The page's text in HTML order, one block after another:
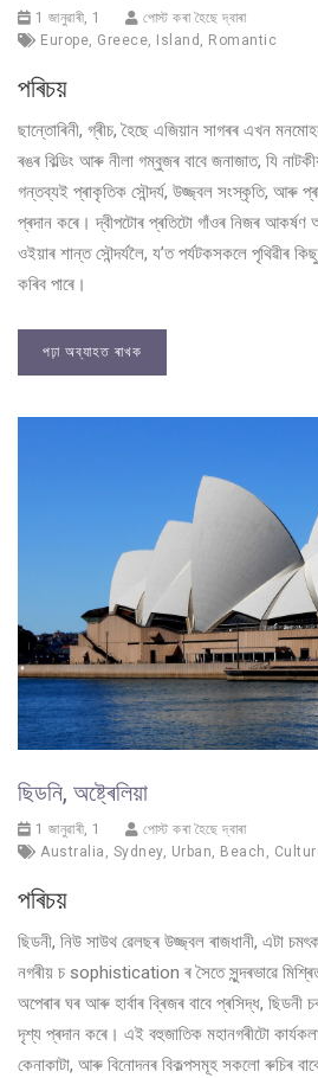
1 জানুৱাৰী, 1
পোস্ট কৰা হৈছে দ্বাৰা
Europe, Greece, Island , Romantic
পৰিচয়
ছান্তোৰিনী, গ্ৰীচ, হৈছে এজিয়ান সাগৰৰ এখন
ৰঙৰ বিল্ডিং আৰু নীলা গম্বুজৰ বাবে জনাজাত, যি
গন্তব্যই প্ৰাকৃতিক সৌন্দৰ্য, উজ্জ্বল সংস্কৃতি, আৰু
প্ৰদান কৰে। দ্বীপটোৰ প্ৰতিটো গাঁওৰ নিজৰ আকৰ্ষণ
ওইয়াৰ শান্ত সৌন্দৰ্যলৈ, য’ত পৰ্যটকসকলে পৃথিৱীৰ
কৰিব পাৰে।
পঢ়া অব্যাহত ৰাখক
ছিডনি, অষ্ট্ৰেলিয়া
1 জানুৱাৰী, 1
পোস্ট কৰা হৈছে দ্বাৰা
Australia , Sydney, Urban, Beach ,
পৰিচয়
ছিডনী, নিউ সাউথ ৱেলছৰ উজ্জ্বল ৰাজধানী, এটা
নগৰীয় চ sophistication ৰ সৈতে সুন্দৰভাৱে
অপেৰাৰ ঘৰ আৰু হাৰ্বাৰ ব্ৰিজৰ বাবে প্ৰসিদ্ধ, ছিডনী
দৃশ্য প্ৰদান কৰে। এই বহুজাতিক মহানগৰীটো
কেনাকাটা, আৰু বিনোদনৰ বিকল্পসমূহ সকলো ৰুচিৰ